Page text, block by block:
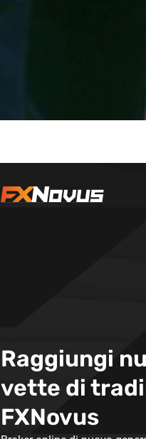
Raggiungi
vette di
FXNovus